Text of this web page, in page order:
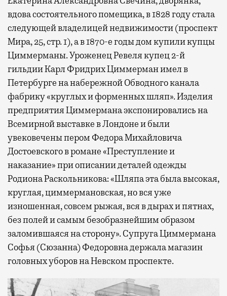
вдова состоятельного помещика, в 1828 году стала
следующей владелицей недвижимости (проспект
Мира, 25, стр. 1), а в 1870-е годы дом купили купцы
Циммерманы. Уроженец Ревеля купец 2-й
гильдии Карл Фридрих Циммерман имел в
Петербурге на набережной Обводного канала
фабрику «круглых и форменных шляп». Изделия
предприятия Циммермана экспонировались на
Всемирной выставке в Лондоне и были
увековечены пером Федора Михайловича
Достоевского в романе «Преступление и
наказание» при описании деталей одежды
Родиона Раскольникова: «Шляпа эта была высокая,
круглая, циммермановская, но вся уже
изношенная, совсем рыжая, вся в дырах и пятнах,
без полей и самым безобразнейшим образом
заломившаяся на сторону». Супруга Циммермана
Софья (Сюзанна) Федоровна держала магазин
головных уборов на Невском проспекте.